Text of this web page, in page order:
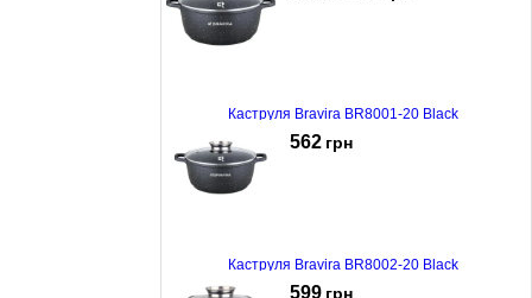
Каструля Bravira BR8001-20 Black
562 грн
Каструля Bravira BR8002-20 Black
599 грн